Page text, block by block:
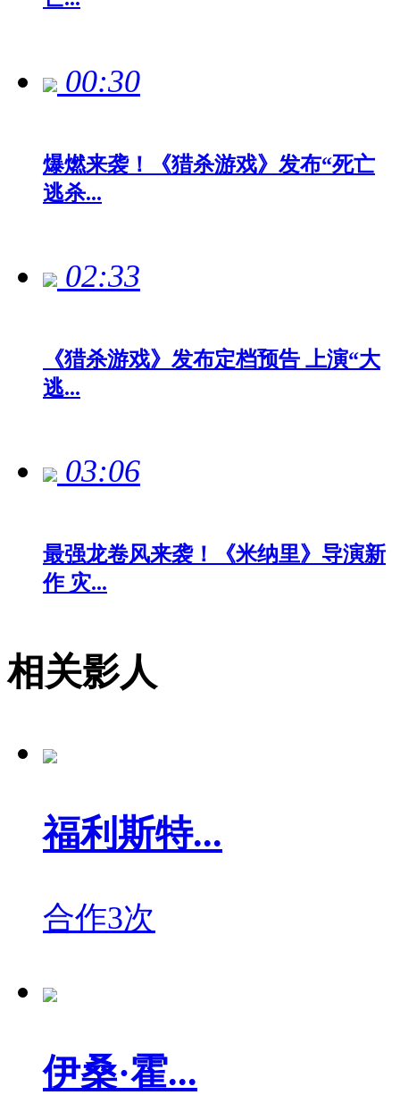
00:30
爆燃来袭！《猎杀游戏》发布“死亡
逃杀...
02:33
《猎杀游戏》发布定档预告 上演“大
逃...
03:06
最强龙卷风来袭！《米纳里》导演新
作 灾...
相关影人
福利斯特...
合作3次
伊桑·霍...